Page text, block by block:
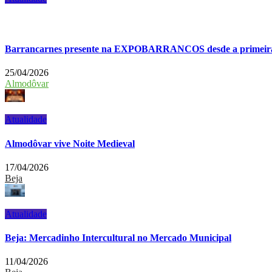
Barrancarnes presente na EXPOBARRANCOS desde a
25/04/2026
Almodôvar
Atualidade
Almodôvar vive Noite Medieval
17/04/2026
Beja
Atualidade
Beja: Mercadinho Intercultural no Mercado Municipal
11/04/2026